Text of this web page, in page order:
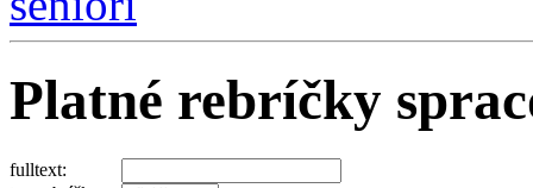
Platné rebríčky
fulltext: